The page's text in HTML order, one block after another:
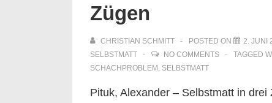
Zügen
CHRISTIAN SCHMITT POSTED ON 2. JUNI
SELBSTMATT
NO COMMENTS TAGGED
SCHACHPROBLEM , SELBSTMATT
Pituk, Alexander – Selbstmatt in drei